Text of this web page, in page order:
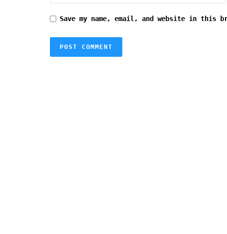
Save my name, email, and website in this